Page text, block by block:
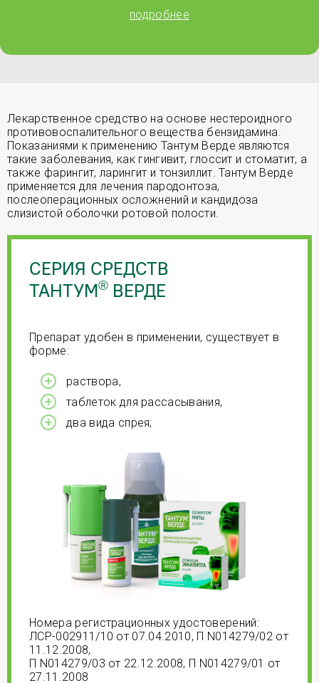
подробнее
Лекарственное средство на основе нестероидного
противовоспалительного вещества бензидамина.
Показаниями к применению Тантум Верде являются
такие заболевания, как гингивит, глоссит и стоматит, а
также фарингит, ларингит и тонзиллит. Тантум Верде
применяется для лечения пародонтоза,
послеоперационных осложнений и кандидоза
слизистой оболочки ротовой полости.
СЕРИЯ СРЕДСТВ
ТАНТУМ® ВЕРДЕ
Препарат удобен в применении, существует в
форме:
раствора,
таблеток для рассасывания,
два вида спрея;
Номера регистрационных удостоверений:
ЛСР-002911/10 от 07.04.2010, П N014279/02 от
11.12.2008,
П N014279/03 от 22.12.2008, П N014279/01 от
27.11.2008